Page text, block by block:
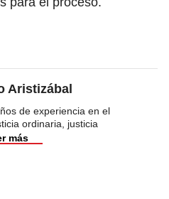
Aristizábal
de experiencia en el
ordinaria, justicia
más